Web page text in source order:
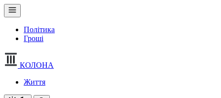
Політика
Гроші
КОЛОНА
Життя